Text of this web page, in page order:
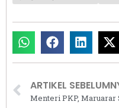
ARTIKEL